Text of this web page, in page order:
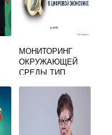
МОНИТОРИНГ
ОКРУЖАЮЩЕЙ
СРЕДЫ ТИП
АНАЛОГИЯ
ИДЕАЛЬНАЯ
МАТЕМАТИЧЕСКА